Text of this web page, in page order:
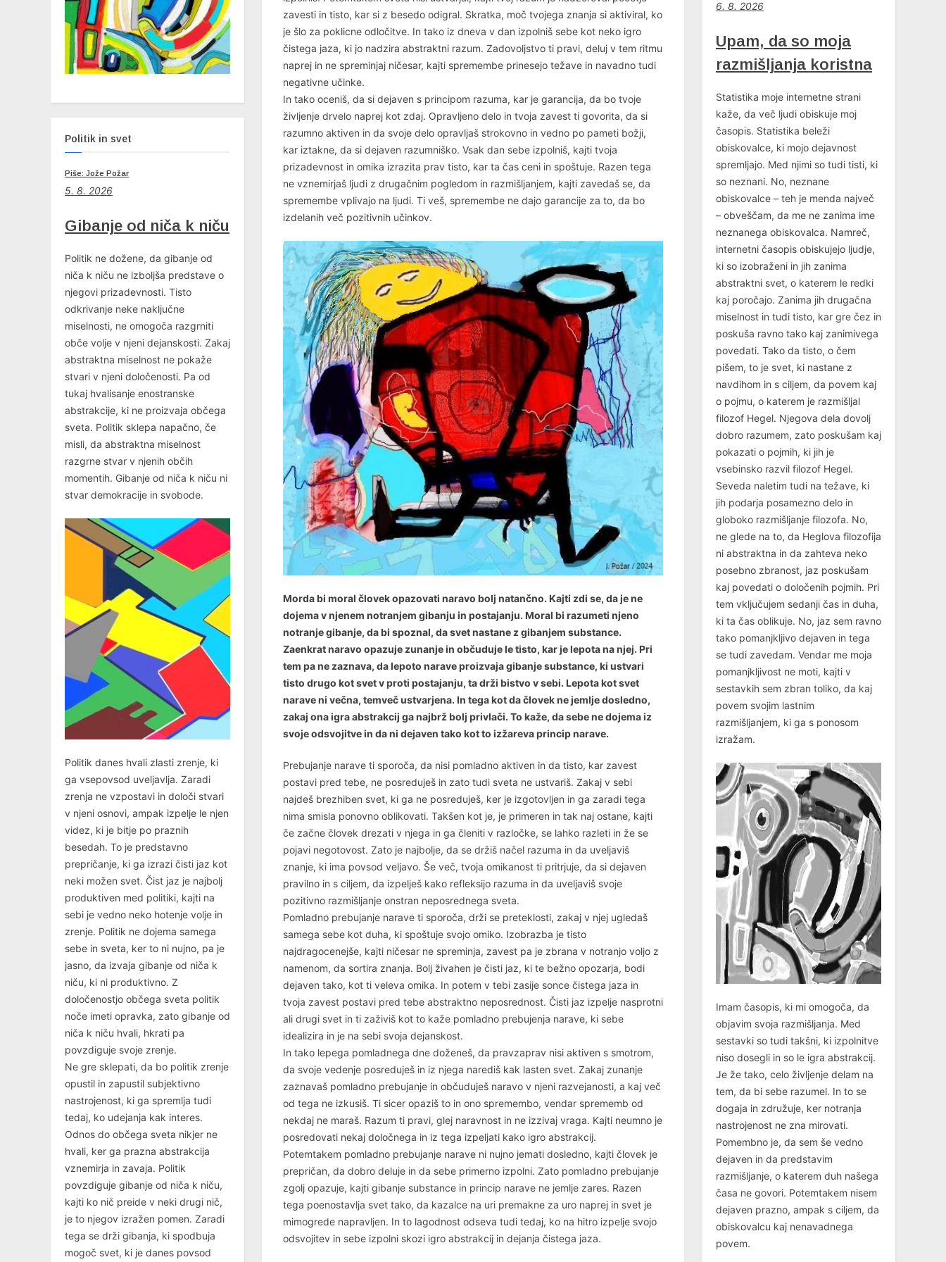
zavesti in tisto, kar si z besedo odigral. Skratka, moč tvojega znanja si aktiviral, ko
je šlo za poklicne odločitve. In tako iz dneva v dan izpolniš sebe kot neko igro
čistega jaza, ki jo nadzira abstraktni razum. Zadovoljstvo ti pravi, deluj v tem ritmu
naprej in ne spreminjaj ničesar, kajti spremembe prinesejo težave in navadno tudi
negativne učinke.
In tako oceniš, da si dejaven s principom razuma, kar je garancija, da bo tvoje
življenje drvelo naprej kot zdaj. Opravljeno delo in tvoja zavest ti govorita, da si
razumno aktiven in da svoje delo opravljaš strokovno in vedno po pameti božji,
kar iztakne, da si dejaven razumniško. Vsak dan sebe izpolniš, kajti tvoja
prizadevnost in omika izrazita prav tisto, kar ta čas ceni in spoštuje. Razen tega
ne vznemirjaš ljudi z drugačnim pogledom in razmišljanjem, kajti zavedaš se, da
spremembe vplivajo na ljudi. Ti veš, spremembe ne dajo garancije za to, da bo
izdelanih več pozitivnih učinkov.
Morda bi moral človek opazovati naravo bolj natančno. Kajti zdi se, da je ne
dojema v njenem notranjem gibanju in postajanju. Moral bi razumeti njeno
notranje gibanje, da bi spoznal, da svet nastane z gibanjem substance.
Zaenkrat naravo opazuje zunanje in občuduje le tisto, kar je lepota na njej. Pri
tem pa ne zaznava, da lepoto narave proizvaja gibanje substance, ki ustvari
tisto drugo kot svet v proti postajanju, ta drži bistvo v sebi. Lepota kot svet
narave ni večna, temveč ustvarjena. In tega kot da človek ne jemlje dosledno,
zakaj ona igra abstrakcij ga najbrž bolj privlači. To kaže, da sebe ne dojema iz
svoje odsvojitve in da ni dejaven tako kot to izžareva princip narave.
Prebujanje narave ti sporoča, da nisi pomladno aktiven in da tisto, kar zavest
postavi pred tebe, ne posreduješ in zato tudi sveta ne ustvariš. Zakaj v sebi
najdeš brezhiben svet, ki ga ne posreduješ, ker je izgotovljen in ga zaradi tega
nima smisla ponovno oblikovati. Takšen kot je, je primeren in tak naj ostane, kajti
če začne človek drezati v njega in ga členiti v razločke, se lahko razleti in že se
pojavi negotovost. Zato je najbolje, da se držiš načel razuma in da uveljaviš
znanje, ki ima povsod veljavo. Še več, tvoja omikanost ti pritrjuje, da si dejaven
pravilno in s ciljem, da izpelješ kako refleksijo razuma in da uveljaviš svoje
pozitivno razmišljanje onstran neposrednega sveta.
Pomladno prebujanje narave ti sporoča, drži se preteklosti, zakaj v njej ugledaš
samega sebe kot duha, ki spoštuje svojo omiko. Izobrazba je tisto
najdragocenejše, kajti ničesar ne spreminja, zavest pa je zbrana v notranjo voljo z
namenom, da sortira znanja. Bolj živahen je čisti jaz, ki te bežno opozarja, bodi
dejaven tako, kot ti veleva omika. In potem v tebi zasije sonce čistega jaza in
tvoja zavest postavi pred tebe abstraktno neposrednost. Čisti jaz izpelje nasprotni
ali drugi svet in ti zaživiš kot to kaže pomladno prebujenja narave, ki sebe
idealizira in je na sebi svoja dejanskost.
In tako lepega pomladnega dne doženeš, da pravzaprav nisi aktiven s smotrom,
da svoje vedenje posreduješ in iz njega narediš kak lasten svet. Zakaj zunanje
zaznavaš pomladno prebujanje in občuduješ naravo v njeni razvejanosti, a kaj več
od tega ne izkusiš. Ti sicer opaziš to in ono spremembo, vendar sprememb od
nekdaj ne maraš. Razum ti pravi, glej naravnost in ne izzivaj vraga. Kajti neumno je
posredovati nekaj določnega in iz tega izpeljati kako igro abstrakcij.
Potemtakem pomladno prebujanje narave ni nujno jemati dosledno, kajti človek je
prepričan, da dobro deluje in da sebe primerno izpolni. Zato pomladno prebujanje
zgolj opazuje, kajti gibanje substance in princip narave ne jemlje zares. Razen
tega poenostavlja svet tako, da kazalce na uri premakne za uro naprej in svet je
mimogrede napravljen. In to lagodnost odseva tudi tedaj, ko na hitro izpelje svojo
odsvojitev in sebe izpolni skozi igro abstrakcij in dejanja čistega jaza.
Politik in svet
Piše: Jože Požar
5. 8. 2026
Gibanje od niča k niču
Politik ne dožene, da gibanje od
niča k niču ne izboljša predstave o
njegovi prizadevnosti. Tisto
odkrivanje neke naključne
miselnosti, ne omogoča razgrniti
obče volje v njeni dejanskosti. Zakaj
abstraktna miselnost ne pokaže
stvari v njeni določenosti. Pa od
tukaj hvalisanje enostranske
abstrakcije, ki ne proizvaja občega
sveta. Politik sklepa napačno, če
misli, da abstraktna miselnost
razgrne stvar v njenih občih
momentih. Gibanje od niča k niču ni
stvar demokracije in svobode.
Politik danes hvali zlasti zrenje, ki
ga vsepovsod uveljavlja. Zaradi
zrenja ne vzpostavi in določi stvari
v njeni osnovi, ampak izpelje le njen
videz, ki je bitje po praznih
besedah. To je predstavno
prepričanje, ki ga izrazi čisti jaz kot
neki možen svet. Čist jaz je najbolj
produktiven med politiki, kajti na
sebi je vedno neko hotenje volje in
zrenje. Politik ne dojema samega
sebe in sveta, ker to ni nujno, pa je
jasno, da izvaja gibanje od niča k
niču, ki ni produktivno. Z
določenostjo občega sveta politik
noče imeti opravka, zato gibanje od
niča k niču hvali, hkrati pa
povzdiguje svoje zrenje.
Ne gre sklepati, da bo politik zrenje
opustil in zapustil subjektivno
nastrojenost, ki ga spremlja tudi
tedaj, ko udejanja kak interes.
Odnos do občega sveta nikjer ne
hvali, ker ga prazna abstrakcija
vznemirja in zavaja. Politik
povzdiguje gibanje od niča k niču,
kajti ko nič preide v neki drugi nič,
je to njegov izražen pomen. Zaradi
tega se drži gibanja, ki spodbuja
mogoč svet, ki je danes povsod
6. 8. 2026
Upam, da so moja
razmišljanja koristna
Statistika moje internetne strani
kaže, da več ljudi obiskuje moj
časopis. Statistika beleži
obiskovalce, ki mojo dejavnost
spremljajo. Med njimi so tudi tisti, ki
so neznani. No, neznane
obiskovalce – teh je menda največ
– obveščam, da me ne zanima ime
neznanega obiskovalca. Namreč,
internetni časopis obiskujejo ljudje,
ki so izobraženi in jih zanima
abstraktni svet, o katerem le redki
kaj poročajo. Zanima jih drugačna
miselnost in tudi tisto, kar gre čez in
poskuša ravno tako kaj zanimivega
povedati. Tako da tisto, o čem
pišem, to je svet, ki nastane z
navdihom in s ciljem, da povem kaj
o pojmu, o katerem je razmišljal
filozof Hegel. Njegova dela dovolj
dobro razumem, zato poskušam kaj
pokazati o pojmih, ki jih je
vsebinsko razvil filozof Hegel.
Seveda naletim tudi na težave, ki
jih podarja posamezno delo in
globoko razmišljanje filozofa. No,
ne glede na to, da Heglova filozofija
ni abstraktna in da zahteva neko
posebno zbranost, jaz poskušam
kaj povedati o določenih pojmih. Pri
tem vključujem sedanji čas in duha,
ki ta čas oblikuje. No, jaz sem ravno
tako pomanjkljivo dejaven in tega
se tudi zavedam. Vendar me moja
pomanjkljivost ne moti, kajti v
sestavkih sem zbran toliko, da kaj
povem svojim lastnim
razmišljanjem, ki ga s ponosom
izražam.
Imam časopis, ki mi omogoča, da
objavim svoja razmišljanja. Med
sestavki so tudi takšni, ki izpolnitve
niso dosegli in so le igra abstrakcij.
Je že tako, celo življenje delam na
tem, da bi sebe razumel. In to se
dogaja in združuje, ker notranja
nastrojenost ne zna mirovati.
Pomembno je, da sem še vedno
dejaven in da predstavim
razmišljanje, o katerem duh našega
časa ne govori. Potemtakem nisem
dejaven prazno, ampak s ciljem, da
obiskovalcu kaj nenavadnega
povem.